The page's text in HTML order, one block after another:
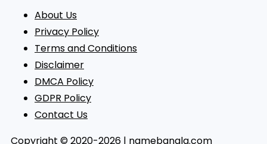
About Us
Privacy Policy
Terms and Conditions
Disclaimer
DMCA Policy
GDPR Policy
Contact Us
Copyright © 2020-2026 | namebangla.com